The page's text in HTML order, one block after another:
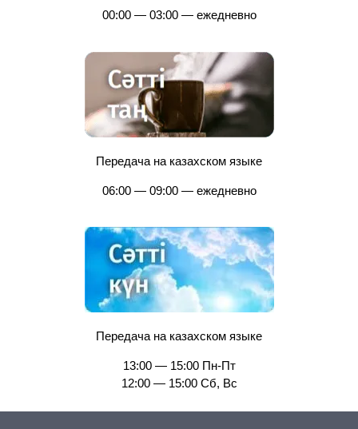
00:00 — 03:00 — ежедневно
Передача на казахском языке
06:00 — 09:00 — ежедневно
Передача на казахском языке
13:00 — 15:00 Пн-Пт
12:00 — 15:00 Сб, Вс